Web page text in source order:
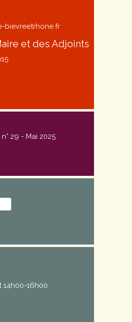
bievreetrhone.fr
et des Adjoints
29 - Mai 2025
14h00-16h00